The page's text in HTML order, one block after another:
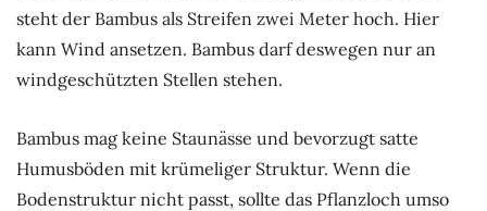
steht der Bambus als Streifen zwei Meter hoch. Hier
kann Wind ansetzen. Bambus darf deswegen nur an
windgeschützten Stellen stehen.
Bambus mag keine Staunässe und bevorzugt satte
Humusböden mit krümeliger Struktur. Wenn die
Bodenstruktur nicht passt, sollte das Pflanzloch umso